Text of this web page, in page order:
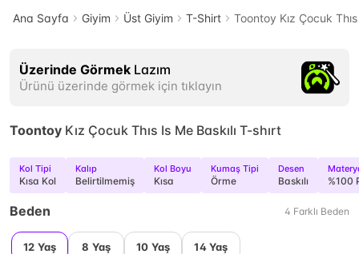
Ana Sayfa Giyim Üst Giyim T-Shirt Toontoy Kız Çocuk
Üzerinde Görmek Lazım
Ürünü üzerinde görmek için tıklayın
Toontoy Kız Çocuk Thıs Is Me Baskılı T-shırt
Kol Tipi
Kısa Kol
Kalıp
Belirtilmemiş
Kol Boyu
Kısa
Kumaş Tipi
Örme
Desen
Baskılı %100
Beden 4 Farklı Beden
12 Yaş 8 Yaş 10 Yaş 14 Yaş